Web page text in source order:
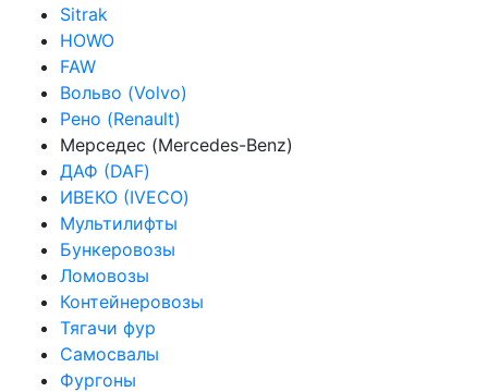
Sitrak
HOWO
FAW
Вольво (Volvo)
Рено (Renault)
Мерседес (Mercedes-Benz)
ДАФ (DAF)
ИВЕКО (IVECO)
Мультилифты
Бункеровозы
Ломовозы
Контейнеровозы
Тягачи фур
Самосвалы
Фургоны